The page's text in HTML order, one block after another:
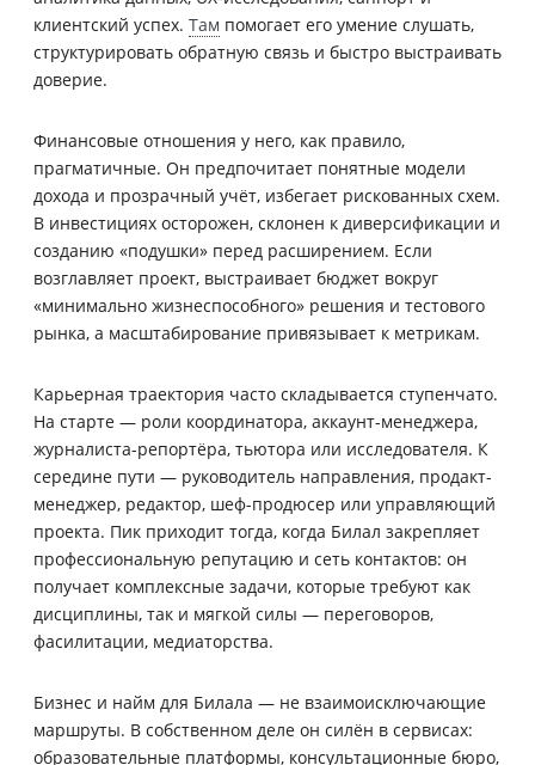
клиентский успех. Там помогает его умение слушать,
структурировать обратную связь и быстро выстраивать
доверие.
Финансовые отношения у него, как правило,
прагматичные. Он предпочитает понятные модели
дохода и прозрачный учёт, избегает рискованных схем.
В инвестициях осторожен, склонен к диверсификации и
созданию «подушки» перед расширением. Если
возглавляет проект, выстраивает бюджет вокруг
«минимально жизнеспособного» решения и тестового
рынка, а масштабирование привязывает к метрикам.
Карьерная траектория часто складывается ступенчато.
На старте — роли координатора, аккаунт-менеджера,
журналиста-репортёра, тьютора или исследователя. К
середине пути — руководитель направления, продакт-
менеджер, редактор, шеф-продюсер или управляющий
проекта. Пик приходит тогда, когда Билал закрепляет
профессиональную репутацию и сеть контактов: он
получает комплексные задачи, которые требуют как
дисциплины, так и мягкой силы — переговоров,
фасилитации, медиаторства.
Бизнес и найм для Билала — не взаимоисключающие
маршруты. В собственном деле он силён в сервисах:
образовательные платформы, консультационные бюро,